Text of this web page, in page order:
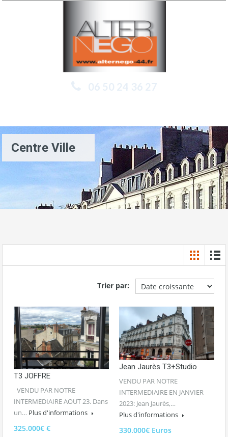
06 50 24 36 27
Centre Ville
Trier par:
T3 JOFFRE
VENDU PAR NOTRE
INTERMEDIAIRE AOUT 23. Dans
un… Plus d'informations
325.000€ €
Jean Jaurès T3+Studio
VENDU PAR NOTRE
INTERMEDIAIRE EN JANVIER
2023: Jean Jaurès,…
Plus d'informations
330.000€ Euros